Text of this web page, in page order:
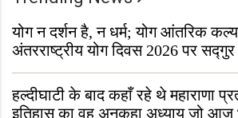
योग न दर्शन है, न धर्म; योग आंतरिक
अंतरराष्ट्रीय योग दिवस 2026 पर सद्गुर
हल्दीघाटी के बाद कहाँ रहे थे महाराणा
इतिहास का वह अनकहा अध्याय जो आज